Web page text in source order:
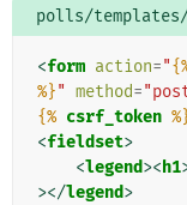
polls/
<form action="
%}" method=
{% csrf_token
<fieldset>
<legend><h1
></legend>